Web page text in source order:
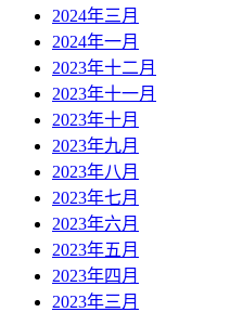
2024年三月
2024年一月
2023年十二月
2023年十一月
2023年十月
2023年九月
2023年八月
2023年七月
2023年六月
2023年五月
2023年四月
2023年三月